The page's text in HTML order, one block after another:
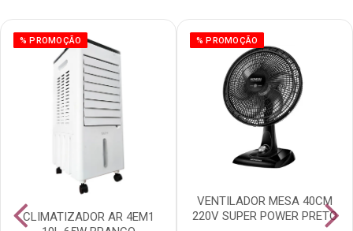
% PROMOÇÃO
CLIMATIZADOR AR 4EM1
% PROMOÇÃO
VENTILADOR MESA 40CM
220V SUPER POWER PRETO